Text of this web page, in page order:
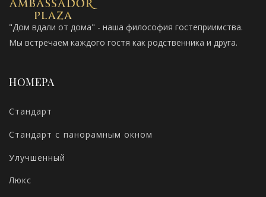
"Дом вдали от дома" - наша философия гостеприимства.
Мы встречаем каждого гостя как родственника и друга.
НОМЕРА
Стандарт
Стандарт с панорамным окном
Улучшенный
Люкс